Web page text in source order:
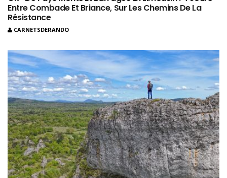
Entre Combade Et Briance, Sur Les Chemins De La
Résistance
CARNETSDERANDO